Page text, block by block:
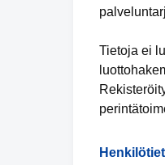
Tietoja ei